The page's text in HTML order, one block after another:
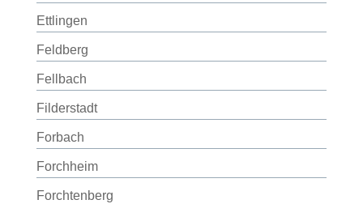
Ettlingen
Feldberg
Fellbach
Filderstadt
Forbach
Forchheim
Forchtenberg